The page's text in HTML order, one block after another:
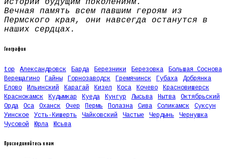
Вечная память всем павшим героям из
Пермского края, они навсегда останутся в
наших сердцах.
География
top Александровск Барда Березники Березовка
Большая Соснова
Верещагино
Гайны Горнозаводск Гремячинск Губаха
Добрянка
Елово
Ильинский Карагай Кизел Коса Кочево
Красновишерск
Краснокамск
Кудымкар Куеда Кунгур Лысьва Нытва
Октябрьский
Орда
Оса Оханск Очер Пермь Полазна Сива Соликамск
Суксун
Уинское
Усть-Кишерть Чайковский Частые Чердынь
Чернушка
Чусовой
Юрла Юсьва
Присоединяйтесь к нам